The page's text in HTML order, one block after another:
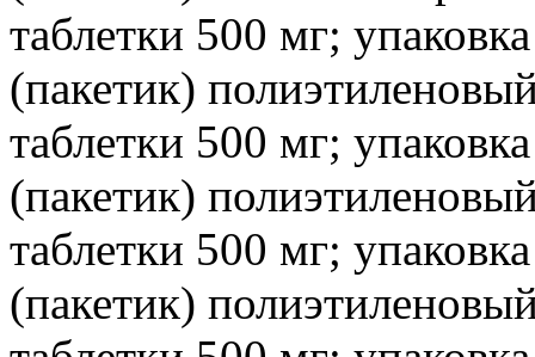
таблетки 500 мг;
(пакетик)
таблетки 500 мг;
(пакетик)
таблетки 500 мг;
(пакетик)